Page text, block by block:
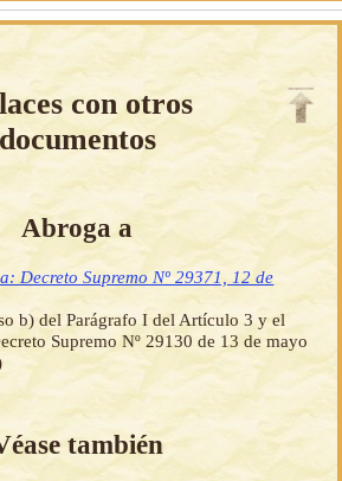
con otros
documentos
Abroga a
Decreto Supremo Nº 29371, 12 de
b) del Parágrafo I del Artículo 3 y el
Supremo Nº 29130 de 13 de mayo
también